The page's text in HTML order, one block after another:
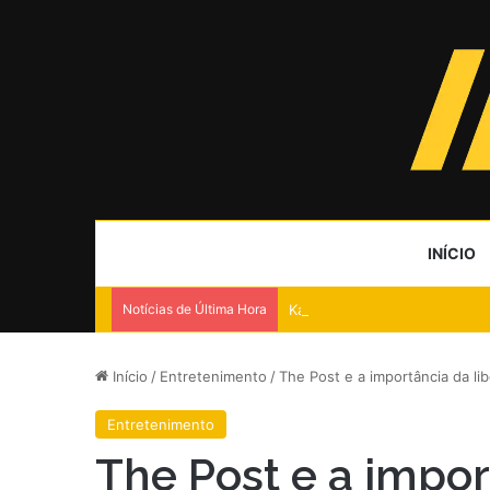
INÍCIO
Notícias de Última Hora Kast anuncia pacote de 30
Início / Entretenimento /The Post e a importância da
Entretenimento
The Post e a